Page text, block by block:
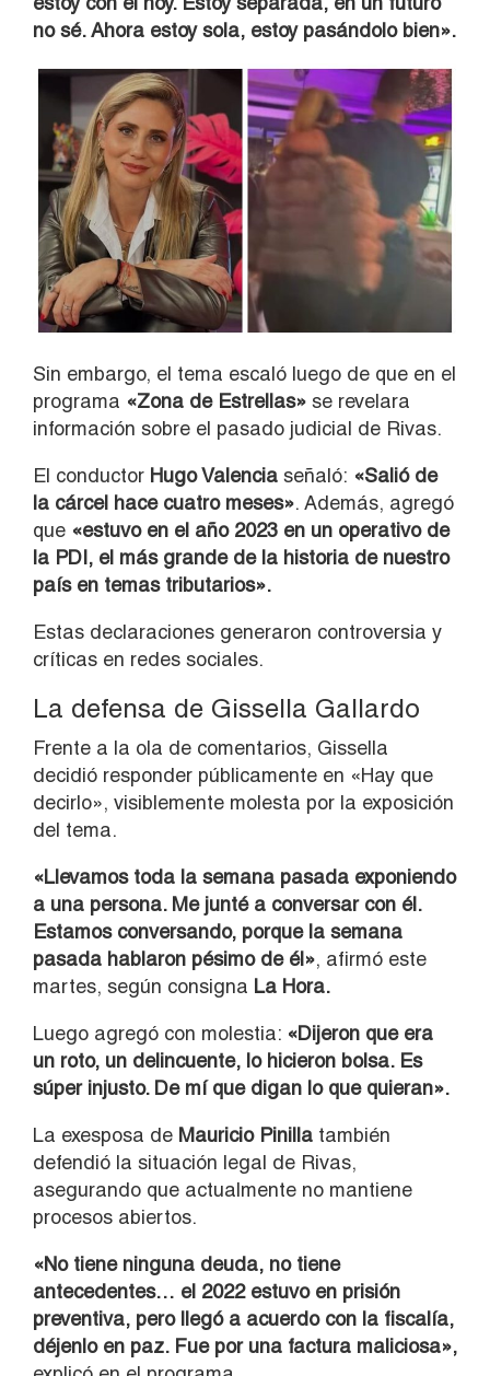
no sé. Ahora estoy sola, estoy pasándolo bien».
Sin embargo, el tema escaló luego de que en el
programa «Zona de Estrellas» se revelara
información sobre el pasado judicial de Rivas.
El conductor Hugo Valencia señaló: «Salió de
la cárcel hace cuatro meses». Además, agregó
que «estuvo en el año 2023 en un operativo de
la PDI, el más grande de la historia de nuestro
país en temas tributarios».
Estas declaraciones generaron controversia y
críticas en redes sociales.
La defensa de Gissella Gallardo
Frente a la ola de comentarios, Gissella
decidió responder públicamente en «Hay que
decirlo», visiblemente molesta por la exposición
del tema.
«Llevamos toda la semana pasada exponiendo
a una persona. Me junté a conversar con él.
Estamos conversando, porque la semana
pasada hablaron pésimo de él», afirmó este
martes, según consigna La Hora.
Luego agregó con molestia: «Dijeron que era
un roto, un delincuente, lo hicieron bolsa. Es
súper injusto. De mí que digan lo que quieran».
La exesposa de Mauricio Pinilla también
defendió la situación legal de Rivas,
asegurando que actualmente no mantiene
procesos abiertos.
«No tiene ninguna deuda, no tiene
antecedentes… el 2022 estuvo en prisión
preventiva, pero llegó a acuerdo con la fiscalía,
déjenlo en paz. Fue por una factura maliciosa»,